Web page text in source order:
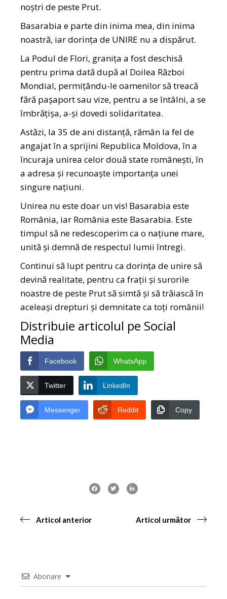
noștri de peste Prut.
Basarabia e parte din inima mea, din inima
noastră, iar dorința de UNIRE nu a dispărut.
La Podul de Flori, granița a fost deschisă
pentru prima dată după al Doilea Război
Mondial, permițându-le oamenilor să treacă
fără pașaport sau vize, pentru a se întâlni, a se
îmbrățișa, a-și dovedi solidaritatea.
Astăzi, la 35 de ani distanță, rămân la fel de
angajat în a sprijini Republica Moldova, în a
încuraja unirea celor două state românești, în
a adresa și recunoaște importanța unei
singure națiuni.
Unirea nu este doar un vis! Basarabia este
România, iar România este Basarabia. Este
timpul să ne redescoperim ca o națiune mare,
unită și demnă de respectul lumii întregi.
Continui să lupt pentru ca dorința de unire să
devină realitate, pentru ca frații și surorile
noastre de peste Prut să simtă și să trăiască în
aceleași drepturi și demnitate ca toți românii!
Distribuie articolul pe Social
Media
Facebook WhatsApp
Twitter LinkedIn
Messenger Reddit Copy
Articol anterior Articol următor
Abonare